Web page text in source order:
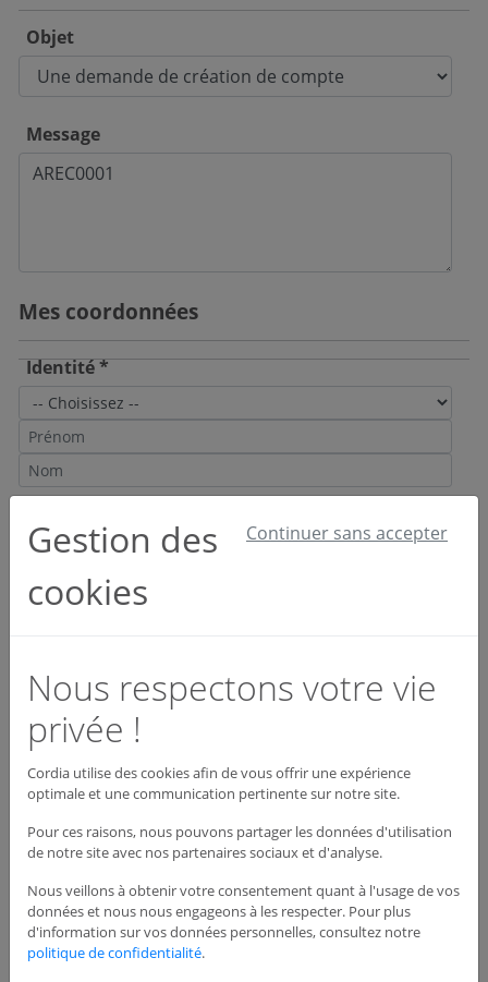
Objet
Message
Mes coordonnées
Identité *
Email et téléphone *
Activité *
Adresse du siège de l'entreprise
Adresse *
Gestion des
cookies
Continuer sans accepter
Nous respectons votre vie
privée !
Cordia utilise des cookies afin de vous offrir une expérience
optimale et une communication pertinente sur notre site.
Pour ces raisons, nous pouvons partager les données d'utilisation
de notre site avec nos partenaires sociaux et d'analyse.
Nous veillons à obtenir votre consentement quant à l'usage de vos
données et nous nous engageons à les respecter. Pour plus
d'information sur vos données personnelles, consultez notre
politique de confidentialité.